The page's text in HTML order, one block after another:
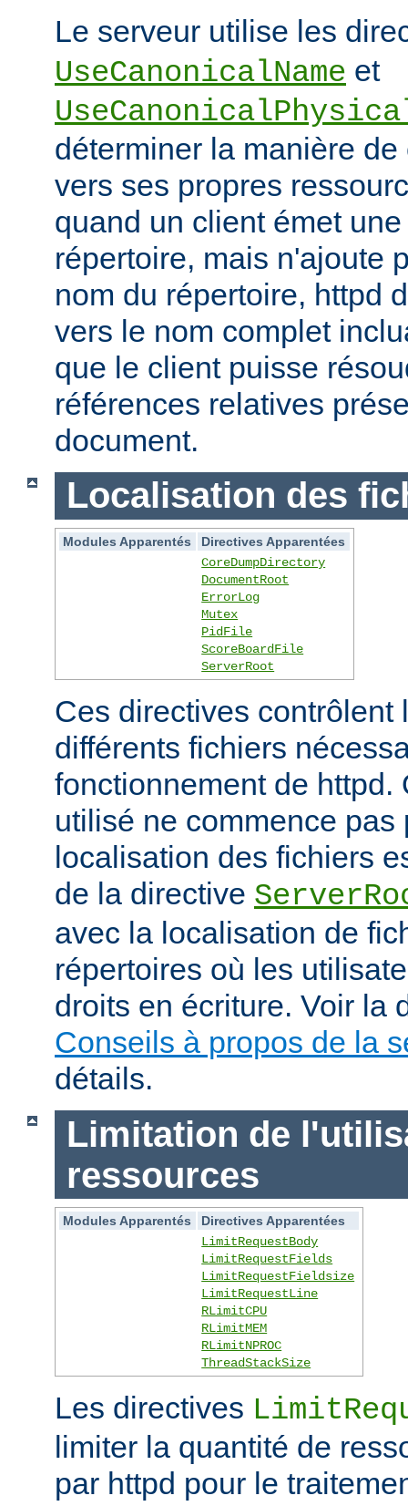
Le serveur utilise les
UseCanonicalName et
déterminer la manière
vers ses propres
quand un client émet
répertoire, mais n'ajoute
nom du répertoire, httpd
vers le nom complet
que le client puisse
références relatives
document.
Localisation des
Modules Apparentés
Directives Apparentées
CoreDumpDirectory
DocumentRoot
ErrorLog
Mutex
PidFile
ScoreBoardFile
ServerRoot
Ces directives contrôlent
différents fichiers
fonctionnement de httpd.
utilisé ne commence pas
localisation des fichiers
de la directive
avec la localisation de
répertoires où les
droits en écriture. Voir la
Conseils à propos de la
détails.
Limitation de
ressources
Modules Apparentés
Directives Apparentées
LimitRequestBody
LimitRequestFields
LimitRequestFieldsize
LimitRequestLine
RLimitCPU
RLimitMEM
RLimitNPROC
ThreadStackSize
Les directives
limiter la quantité de
par httpd pour le